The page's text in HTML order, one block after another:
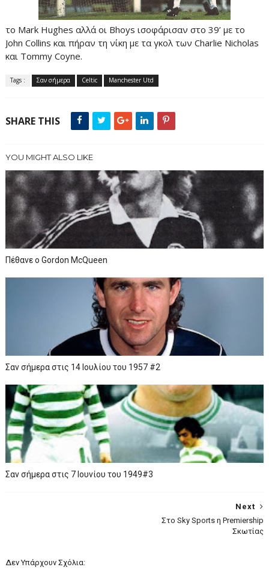
το Mark Hughes αλλά οι Bhoys ισοφάρισαν στο 39’ με το
John Collins και πήραν τη νίκη με τα γκολ των Charlie Nicholas
και Tommy Coyne.
Tags : Σαν σήμερα Celtic Manchester Utd
SHARE THIS
YOU MIGHT ALSO LIKE
Πέθανε ο Gordon McQueen
Σαν σήμερα στις 14 Ιουλίου του 1957 #2
Σαν σήμερα στις 7 Ιουνίου του 1949#3
Next
Στο Sky Sports η Premiership
Σκωτίας
Δεν Υπάρχουν Σχόλια: